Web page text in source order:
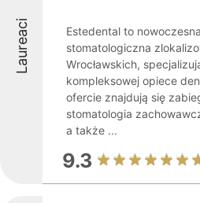
Laureaci
Estedental to
stomatologiczna
Wrocławskich,
kompleksowej opiece
ofercie znajdują się
stomatologia
a także ...
9.3